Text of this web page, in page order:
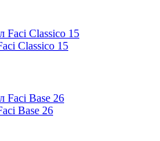
Classico 15
Base 26